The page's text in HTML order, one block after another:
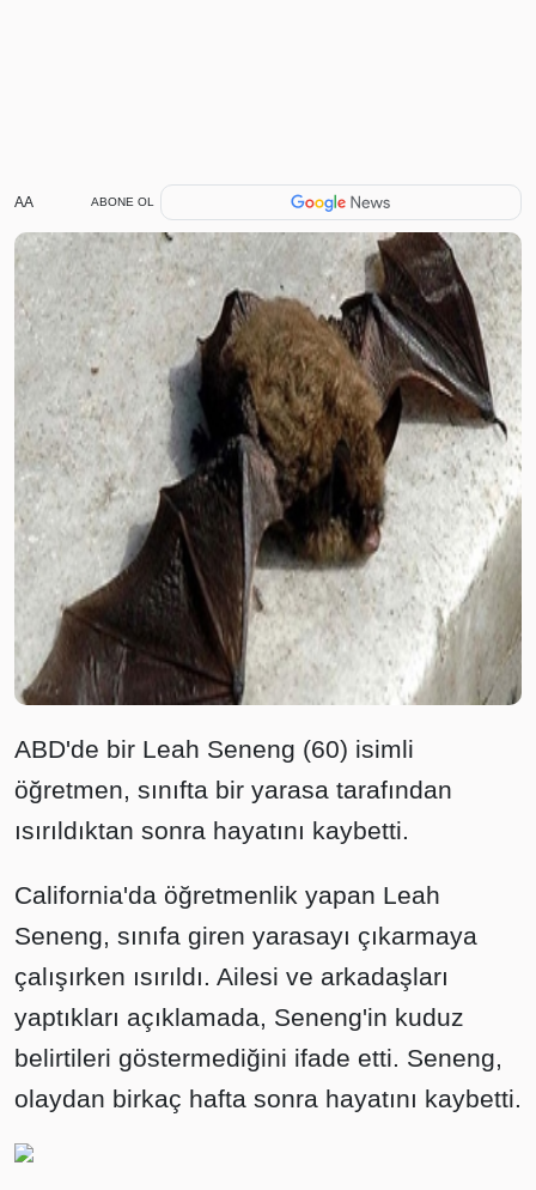
AA ABONE OL
ABD'de bir Leah Seneng (60) isimli
öğretmen, sınıfta bir yarasa tarafından
ısırıldıktan sonra hayatını kaybetti.
California'da öğretmenlik yapan Leah
Seneng, sınıfa giren yarasayı çıkarmaya
çalışırken ısırıldı. Ailesi ve arkadaşları
yaptıkları açıklamada, Seneng'in kuduz
belirtileri göstermediğini ifade etti. Seneng,
olaydan birkaç hafta sonra hayatını kaybetti.